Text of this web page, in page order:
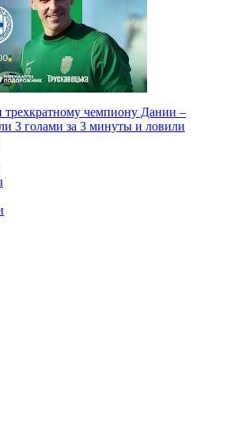
трехкратному чемпиону Дании –
3 голами за 3 минуты и ловили